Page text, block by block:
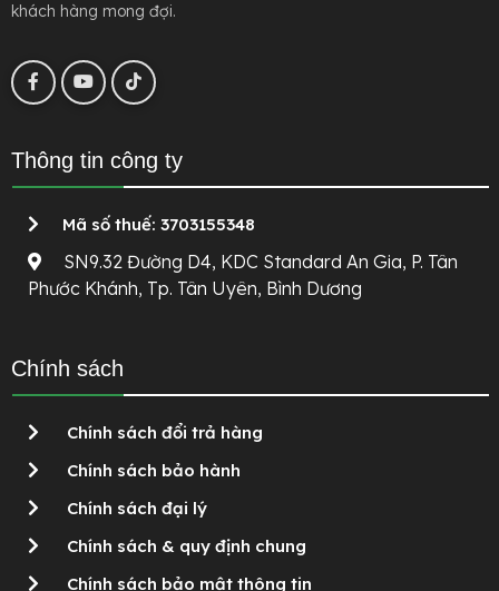
khách hàng mong đợi.
Thông tin công ty
Mã số thuế: 3703155348
SN9.32 Đường D4, KDC Standard An Gia, P. Tân
Phước Khánh, Tp. Tân Uyên, Bình Dương
Chính sách
Chính sách đổi trả hàng
Chính sách bảo hành
Chính sách đại lý
Chính sách & quy định chung
Chính sách bảo mật thông tin